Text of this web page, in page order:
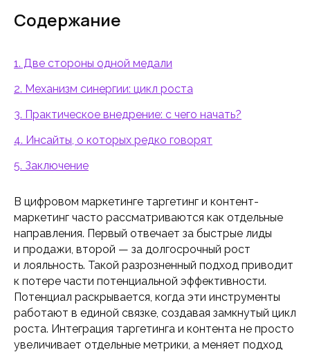
Содержание
1. Две стороны одной медали
2. Механизм синергии: цикл роста
3. Практическое внедрение: с чего начать?
4. Инсайты, о которых редко говорят
5. Заключение
В цифровом маркетинге таргетинг и контент-
маркетинг часто рассматриваются как отдельные
направления. Первый отвечает за быстрые лиды
и продажи, второй — за долгосрочный рост
и лояльность. Такой разрозненный подход приводит
к потере части потенциальной эффективности.
Потенциал раскрывается, когда эти инструменты
работают в единой связке, создавая замкнутый цикл
роста. Интеграция таргетинга и контента не просто
увеличивает отдельные метрики, а меняет подход